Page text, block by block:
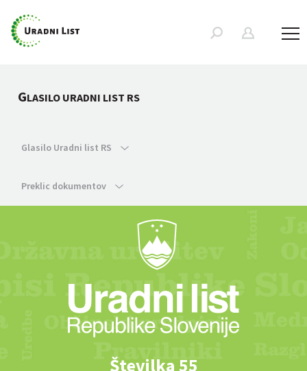
GLASILO URADNI LIST RS
Glasilo Uradni list RS
Preklic dokumentov
Številka 55